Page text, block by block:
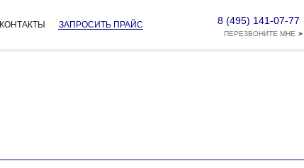
КОНТАКТЫ ЗАПРОСИТЬ ПРАЙС
ПЕРЕЗВОНИТЕ МНЕ ➤
8 (495) 141-07-77